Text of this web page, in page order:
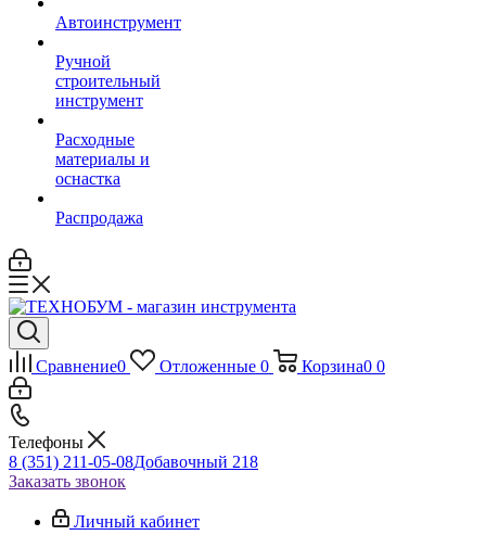
Автоинструмент
Ручной
строительный
инструмент
Расходные
материалы и
оснастка
Распродажа
Сравнение0 Отложенные 0 Корзина0 0
Телефоны
8 (351) 211-05-08Добавочный 218
Заказать звонок
Личный кабинет